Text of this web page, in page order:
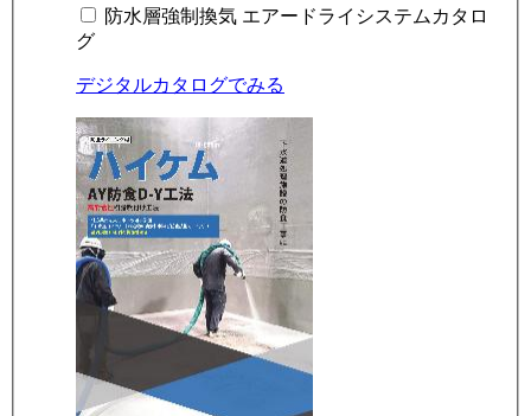
防水層強制換気 エアードライシステムカタロ
グ
デジタルカタログでみる